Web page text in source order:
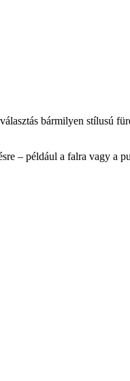
bármilyen stílusú
– például a falra vagy a